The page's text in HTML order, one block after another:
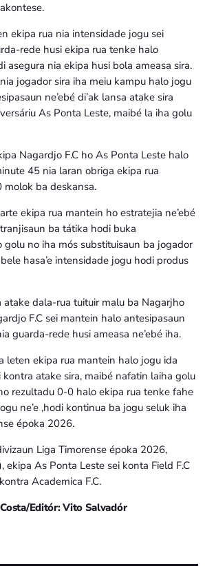
ekipa rua nia intensidade jogu sei
rede husi ekipa rua tenke halo
asegura nia ekipa husi bola ameasa sira.
jogador sira iha meiu kampu halo jogu
ne’ebé di’ak lansa atake sira
As Ponta Leste, maibé la iha golu
Nagardjo F.C ho As Ponta Leste halo
45 nia laran obriga ekipa rua
molok ba deskansa.
ekipa rua mantein ho estratejia ne’ebé
ba tátika hodi buka
no iha mós substituisaun ba jogador
hasa’e intensidade jogu hodi produs
atake dala-rua tuituir malu ba Nagarjho
F.C sei mantein halo antesipasaun
guarda-rede husi ameasa ne’ebé iha.
leten ekipa rua mantein halo jogu ida
atake sira, maibé nafatin laiha golu
rezultadu 0-0 halo ekipa rua tenke fahe
ne’e ,hodi kontinua ba jogu seluk iha
époka 2026.
Liga Timorense époka 2026,
ekipa As Ponta Leste sei konta Field F.C
Academica F.C.
Editór: Vito Salvadór